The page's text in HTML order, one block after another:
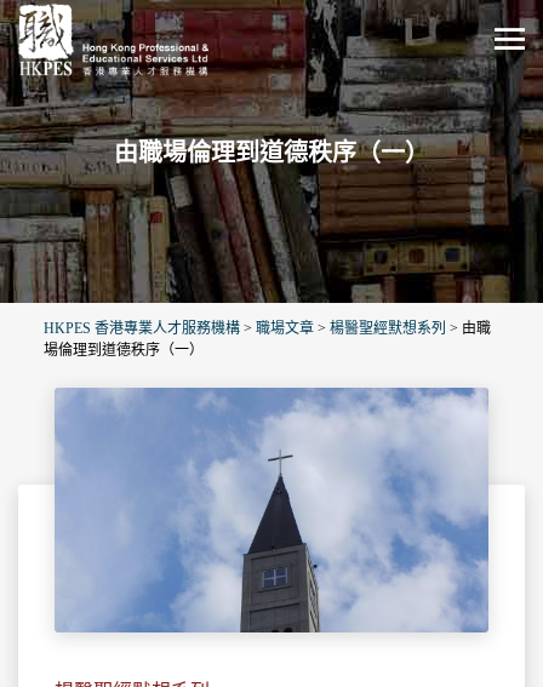
由職場倫理到道德秩序（一）
HKPES 香港專業人才服務機構 > 職場文章 > 楊醫聖經默想系列 > 由職
場倫理到道德秩序（一）